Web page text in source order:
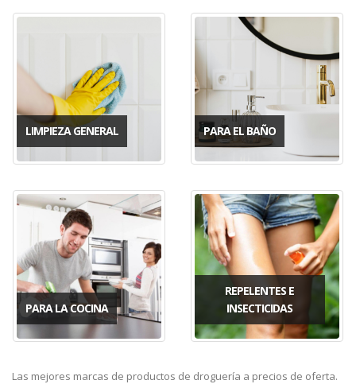
LIMPIEZA GENERAL PARA EL BAÑO
PARA LA COCINA
REPELENTES E
INSECTICIDAS
Las mejores marcas de productos de droguería a precios de oferta.